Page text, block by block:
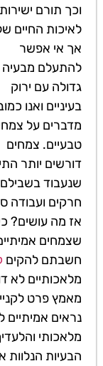
וכך תורם ישירות
לאיכות החיים
אך אי אפשר
להתעלם מבעיה
גדולה עם ירוק
בעיניים ואנו
מדברים על
טבעיים. צמחים
דורשים יותר
שנעבוד
חרקים ועבודה
אז מה עושים?
שצמחים
חשבתם להקים
מלאכותיים לא
מאמץ פרט
נראים אמיתיים
מלאכותי
הבעיות הנלוות